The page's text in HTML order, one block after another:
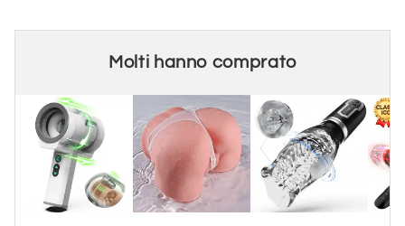
Molti hanno comprato